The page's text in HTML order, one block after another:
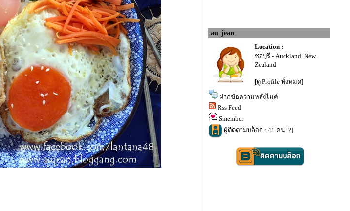
au_jean
Location :
ชลบุรี - Auckland New
Zealand
[ดู Profile ทั้งหมด]
ฝากข้อความหลังไมค์
Rss Feed
Smember
ผู้ติดตามบล็อก : 41 คน [?]